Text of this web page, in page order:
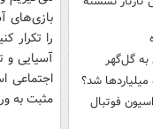
به گل‌گهر
شد؟
فوتبال
را تکرار
آسیایی و
اجتماعی
مثبت به